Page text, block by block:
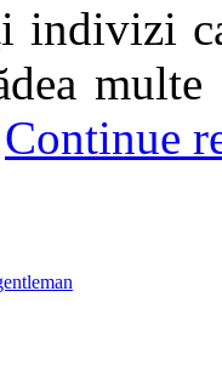
indivizi
Continue